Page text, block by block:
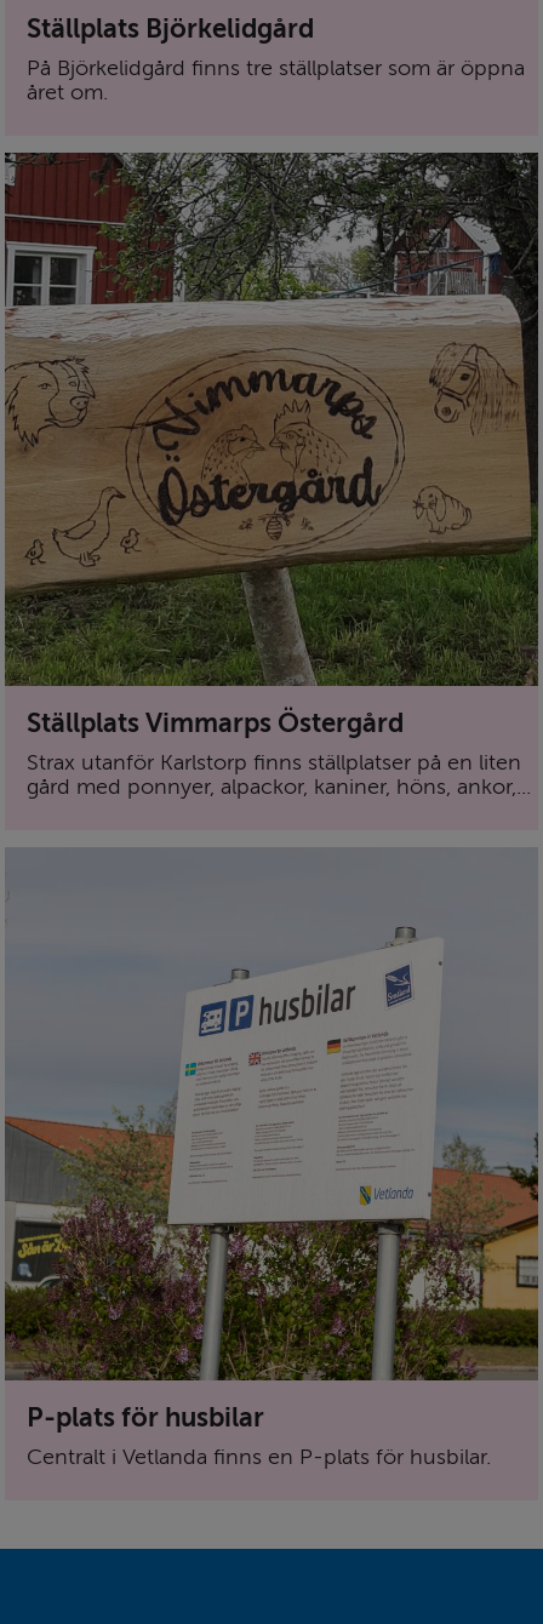
Ställplats Björkelidgård
På Björkelidgård finns tre ställplatser som är öppna
året om.
Ställplats Vimmarps Östergård
Strax utanför Karlstorp finns ställplatser på en liten
gård med ponnyer, alpackor, kaniner, höns, ankor,...
P-plats för husbilar
Centralt i Vetlanda finns en P-plats för husbilar.